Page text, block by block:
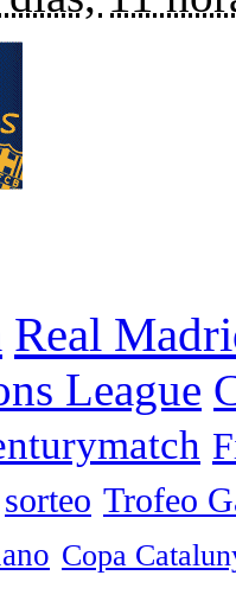
Real
League
sorteo Trofeo
Copa